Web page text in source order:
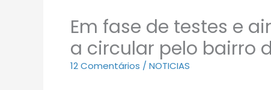
Em fase de testes e
a circular pelo bairro
12 Comentários / NOTICIAS